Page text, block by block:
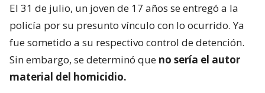
El 31 de julio, un joven de 17 años se entregó a la
policía por su presunto vínculo con lo ocurrido. Ya
fue sometido a su respectivo control de detención.
Sin embargo, se determinó que no sería el autor
material del homicidio.